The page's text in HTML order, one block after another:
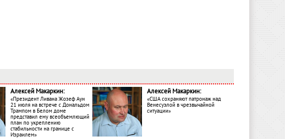
Алексей Макаркин:
«Президент Ливана Жозеф Аун
21 июля на встрече с Дональдом
Трампом в Белом доме
представил ему всеобъемлющий
план по укреплению
стабильности на границе с
Израилем»
Алексей Макаркин:
«США сохраняют патронаж над
Венесуэлой в чрезвычайной
ситуации»